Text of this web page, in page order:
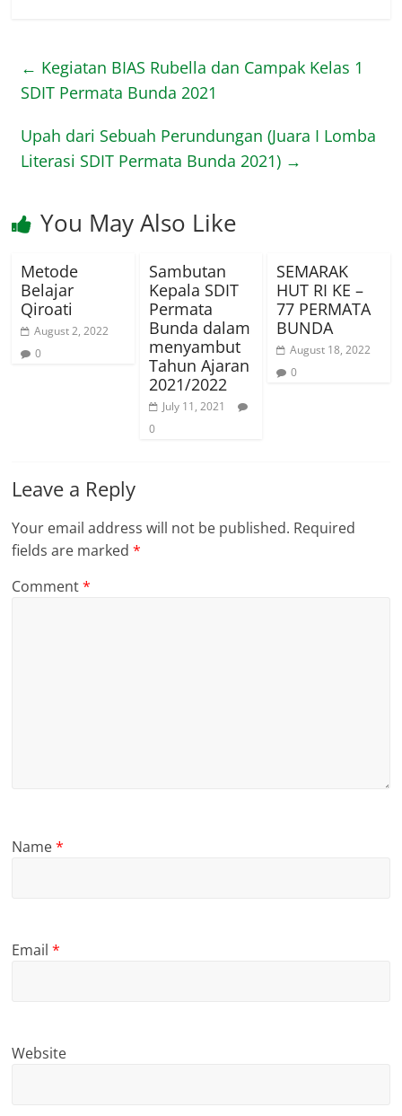
← Kegiatan BIAS Rubella dan Campak Kelas 1
SDIT Permata Bunda 2021
Upah dari Sebuah Perundungan (Juara I Lomba
Literasi SDIT Permata Bunda 2021) →
You May Also Like
Metode
Belajar
Qiroati
August 2, 2022
0
Sambutan
Kepala SDIT
Permata
Bunda dalam
menyambut
Tahun Ajaran
2021/2022
July 11, 2021
0
SEMARAK
HUT RI KE –
77 PERMATA
BUNDA
August 18, 2022
0
Leave a Reply
Your email address will not be published. Required
fields are marked*
Comment*
Name*
Email*
Website